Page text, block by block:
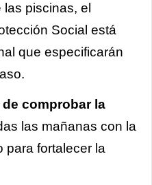
piscinas, el
Social está
que especificarán
comprobar la
las mañanas con la
para fortalecer la